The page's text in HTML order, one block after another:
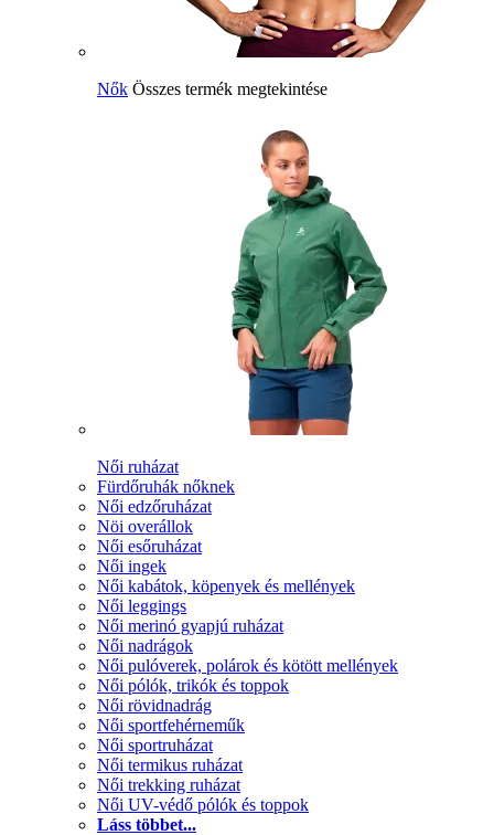
Nők Összes termék megtekintése
Női ruházat
Fürdőruhák nőknek
Női edzőruházat
Nöi overállok
Női esőruházat
Női ingek
Női kabátok, köpenyek és mellények
Női leggings
Női merinó gyapjú ruházat
Női nadrágok
Női pulóverek, polárok és kötött mellények
Női pólók, trikók és toppok
Női rövidnadrág
Női sportfehérneműk
Női sportruházat
Női termikus ruházat
Női trekking ruházat
Női UV-védő pólók és toppok
Láss többet...